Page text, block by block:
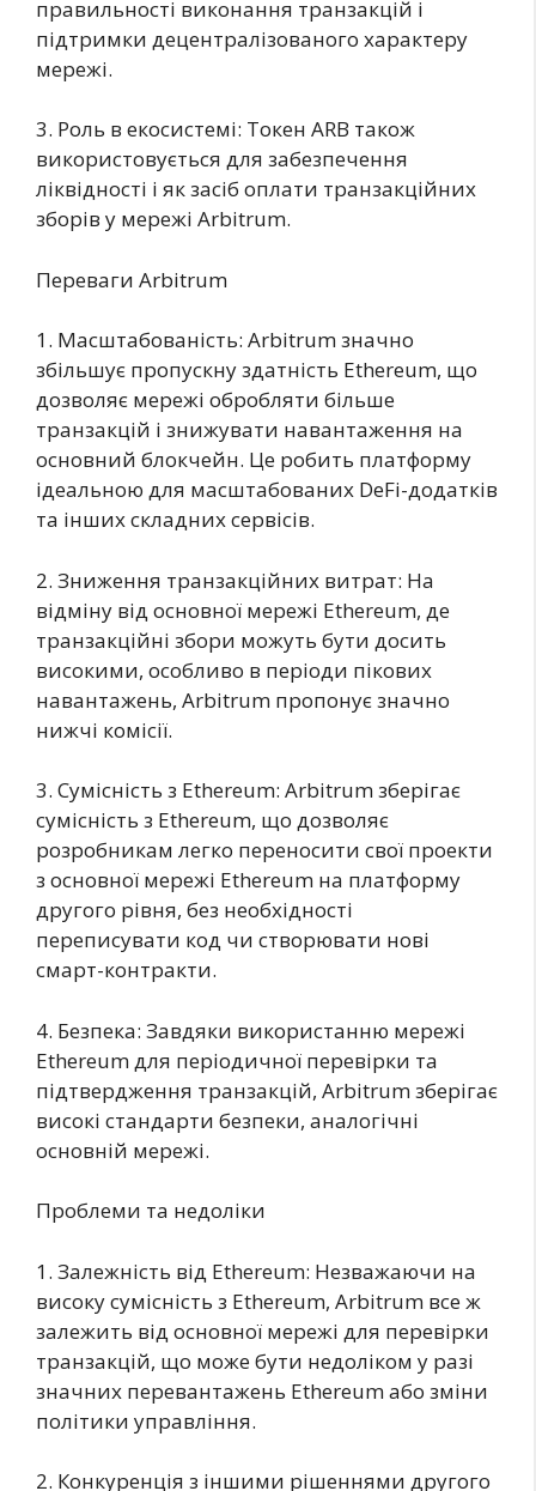
правильності виконання транзакцій і
підтримки децентралізованого характеру
мережі.
3. Роль в екосистемі: Токен ARB також
використовується для забезпечення
ліквідності і як засіб оплати транзакційних
зборів у мережі Arbitrum.
Переваги Arbitrum
1. Масштабованість: Arbitrum значно
збільшує пропускну здатність Ethereum, що
дозволяє мережі обробляти більше
транзакцій і знижувати навантаження на
основний блокчейн. Це робить платформу
ідеальною для масштабованих DeFi-додатків
та інших складних сервісів.
2. Зниження транзакційних витрат: На
відміну від основної мережі Ethereum, де
транзакційні збори можуть бути досить
високими, особливо в періоди пікових
навантажень, Arbitrum пропонує значно
нижчі комісії.
3. Сумісність з Ethereum: Arbitrum зберігає
сумісність з Ethereum, що дозволяє
розробникам легко переносити свої проекти
з основної мережі Ethereum на платформу
другого рівня, без необхідності
переписувати код чи створювати нові
смарт-контракти.
4. Безпека: Завдяки використанню мережі
Ethereum для періодичної перевірки та
підтвердження транзакцій, Arbitrum зберігає
високі стандарти безпеки, аналогічні
основній мережі.
Проблеми та недоліки
1. Залежність від Ethereum: Незважаючи на
високу сумісність з Ethereum, Arbitrum все ж
залежить від основної мережі для перевірки
транзакцій, що може бути недоліком у разі
значних перевантажень Ethereum або зміни
політики управління.
2. Конкуренція з іншими рішеннями другого